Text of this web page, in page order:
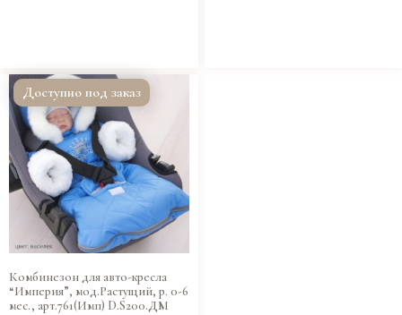
Доступно под заказ
Комбинезон для авто-кресла
“Империя”, мод.Растущий, р. 0-6
мес., арт.761(Имп) D.S200.ДМ